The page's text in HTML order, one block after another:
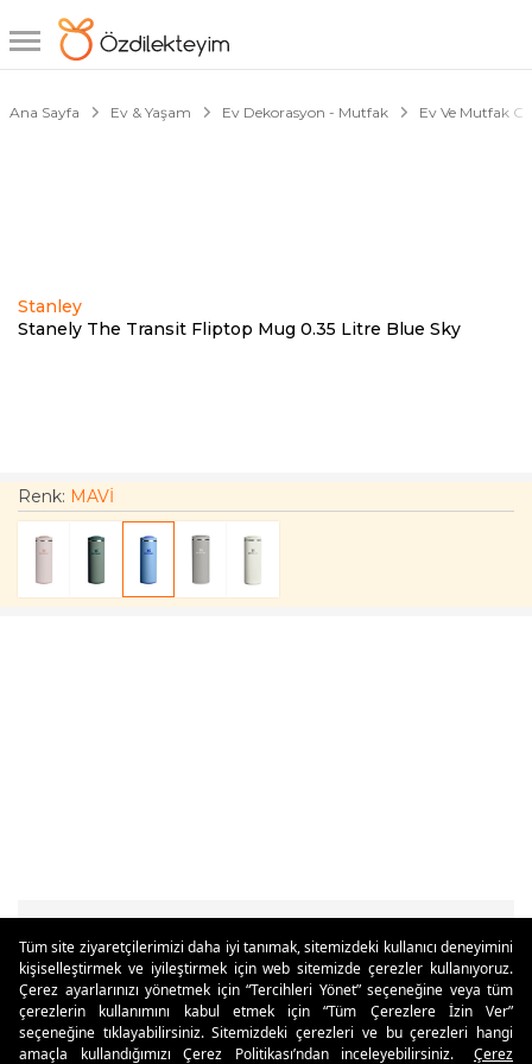
Tüm site ziyaretçilerimizi daha iyi tanımak, sitemizdeki kullanıcı deneyimini
kişiselleştirmek ve iyileştirmek için web sitemizde çerezler kullanıyoruz.
Çerez ayarlarınızı yönetmek için “Tercihleri Yönet” seçeneğine veya tüm
çerezlerin kullanımını kabul etmek için “Tüm Çerezlere İzin Ver”
seçeneğine tıklayabilirsiniz. Sitemizdeki çerezleri ve bu çerezleri hangi
amaçla kullandığımızı Çerez Politikası’ndan inceleyebilirsiniz.
Çerez
Ana Sayfa Ev & Yaşam Ev Dekorasyon - Mutfak Ev Ve Mutfak
Stanley
Stanely The Transit Fliptop Mug 0.35 Litre Blue Sky
1/2
Renk: MAVİ
Özdilekteyim'de Taksit Avantajları